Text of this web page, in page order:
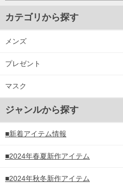
カテゴリから探す
メンズ
プレゼント
マスク
ジャンルから探す
■新着アイテム情報
■2024年春夏新作アイテム
■2024年秋冬新作アイテム